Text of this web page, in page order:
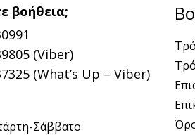
βοήθεια;
(Viber)
(What’s Up – Viber)
Σάββατο